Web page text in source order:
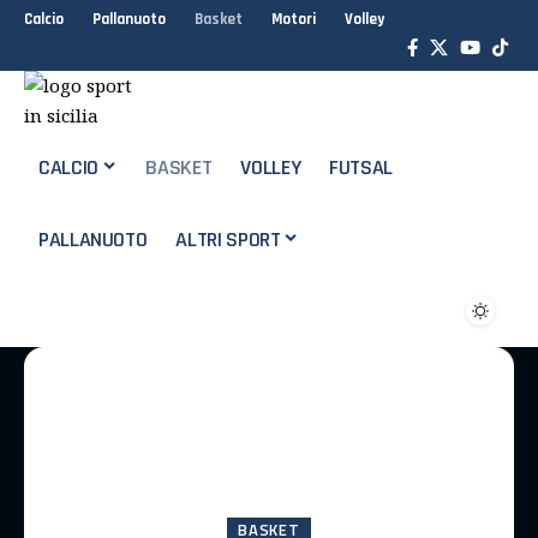
Calcio Pallanuoto Basket Motori Volley
CALCIO BASKET VOLLEY FUTSAL
PALLANUOTO ALTRI SPORT
BASKET